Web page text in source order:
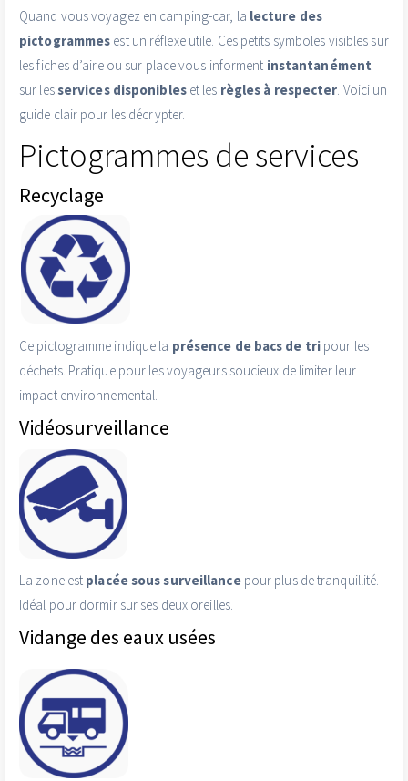
Quand vous voyagez en camping-car, la lecture des
pictogrammes est un réflexe utile. Ces petits symboles visibles sur
les fiches d’aire ou sur place vous informent instantanément
sur lesservices disponibleset les règles à respecter . Voici un
guide clair pour les décrypter.
Pictogrammes de services
Recyclage
Ce pictogramme indique la présence de bacs de tripour les
déchets. Pratique pour les voyageurs soucieux de limiter leur
impact environnemental.
Vidéosurveillance
La zone est placée sous surveillancepour plus de tranquillité.
Idéal pour dormir sur ses deux oreilles.
Vidange des eaux usées